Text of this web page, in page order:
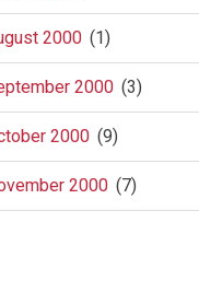
2000 (1)
2000 (3)
2000 (9)
2000 (7)